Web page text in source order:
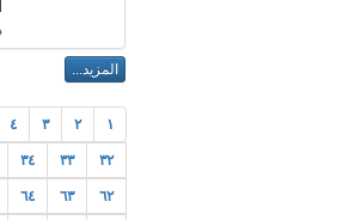
١ ٢ ٣ ٤
٣٢ ٣٣ ٣٤
٦٢ ٦٣ ٦٤